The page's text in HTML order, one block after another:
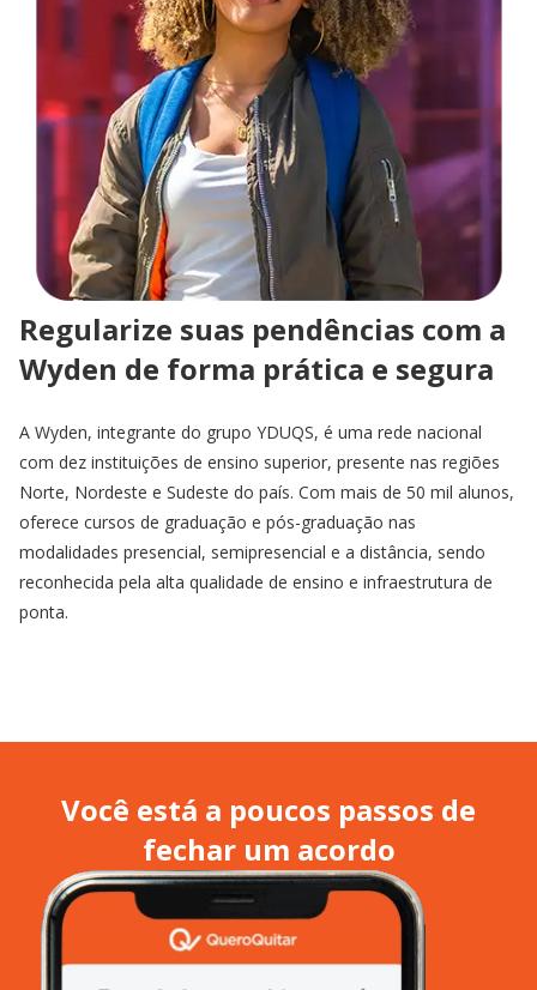
Regularize suas pendências com a
Wyden de forma prática e segura
A Wyden, integrante do grupo YDUQS, é uma rede nacional
com dez instituições de ensino superior, presente nas regiões
Norte, Nordeste e Sudeste do país. Com mais de 50 mil alunos,
oferece cursos de graduação e pós-graduação nas
modalidades presencial, semipresencial e a distância, sendo
reconhecida pela alta qualidade de ensino e infraestrutura de
ponta.
Você está a poucos passos de
fechar um acordo